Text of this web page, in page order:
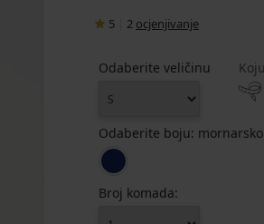
5 2 ocjenjivanje
Odaberite veličinu
Odaberite boju:
Broj komada: